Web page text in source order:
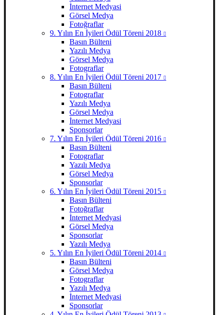
İnternet Medyasi
Görsel Medya
Fotoğraflar
9. Yılın En İyileri Ödül Töreni 2018
Basın Bülteni
Yazılı Medya
Görsel Medya
Fotograflar
8. Yılın En İyileri Ödül Töreni 2017
Basın Bülteni
Fotograflar
Yazılı Medya
Görsel Medya
İnternet Medyasi
Sponsorlar
7. Yılın En İyileri Ödül Töreni 2016
Basın Bülteni
Fotograflar
Yazılı Medya
Görsel Medya
Sponsorlar
6. Yılın En İyileri Ödül Töreni 2015
Basın Bülteni
Fotoğraflar
İnternet Medyasi
Görsel Medya
Sponsorlar
Yazılı Medya
5. Yılın En İyileri Ödül Töreni 2014
Basın Bülteni
Görsel Medya
Fotograflar
Yazılı Medya
İnternet Medyasi
Sponsorlar